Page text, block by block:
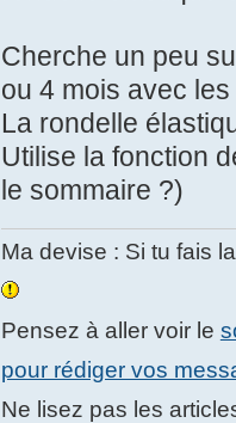
Cherche un peu
ou 4 mois avec
La rondelle
Utilise la fonction
le sommaire ?)
Ma devise : Si tu fais
Pensez à aller voir le
pour rédiger vos
Ne lisez pas les